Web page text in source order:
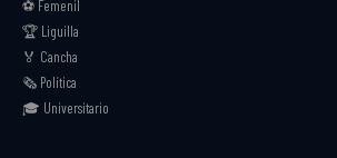
⚽ Femenil
🏆 Liguilla
🏅 Cancha
🗞️ Política
🎓 Universitario